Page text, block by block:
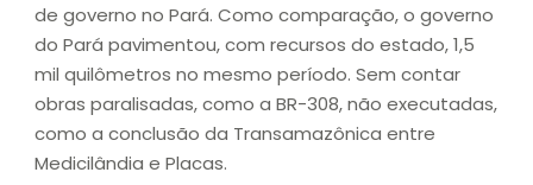
de governo no Pará. Como comparação, o governo
do Pará pavimentou, com recursos do estado, 1,5
mil quilômetros no mesmo período. Sem contar
obras paralisadas, como a BR-308, não executadas,
como a conclusão da Transamazônica entre
Medicilândia e Placas.